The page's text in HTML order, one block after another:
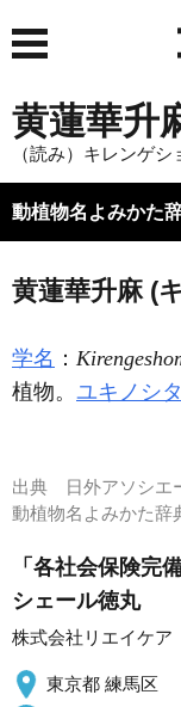
黄蓮華升
（読み）キレンゲシ
動植物名よみかた
黄蓮華升麻 (
学名 ：
植物。 ユキノシ
出典
日外アソシエ
動植物名よみかた
「各社会保険完
シェール徳丸
株式会社リエイケア
東京都 練馬区